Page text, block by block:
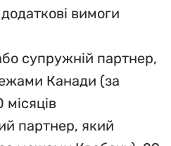
вимоги
супружній партнер,
Канади (за
партнер, який